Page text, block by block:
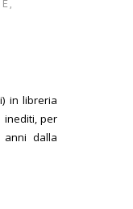
,
in libreria
inediti, per
dalla